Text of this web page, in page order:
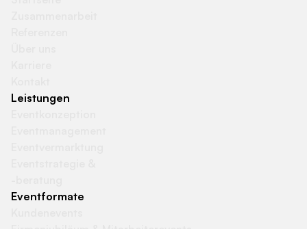
Leistungen
Eventformate